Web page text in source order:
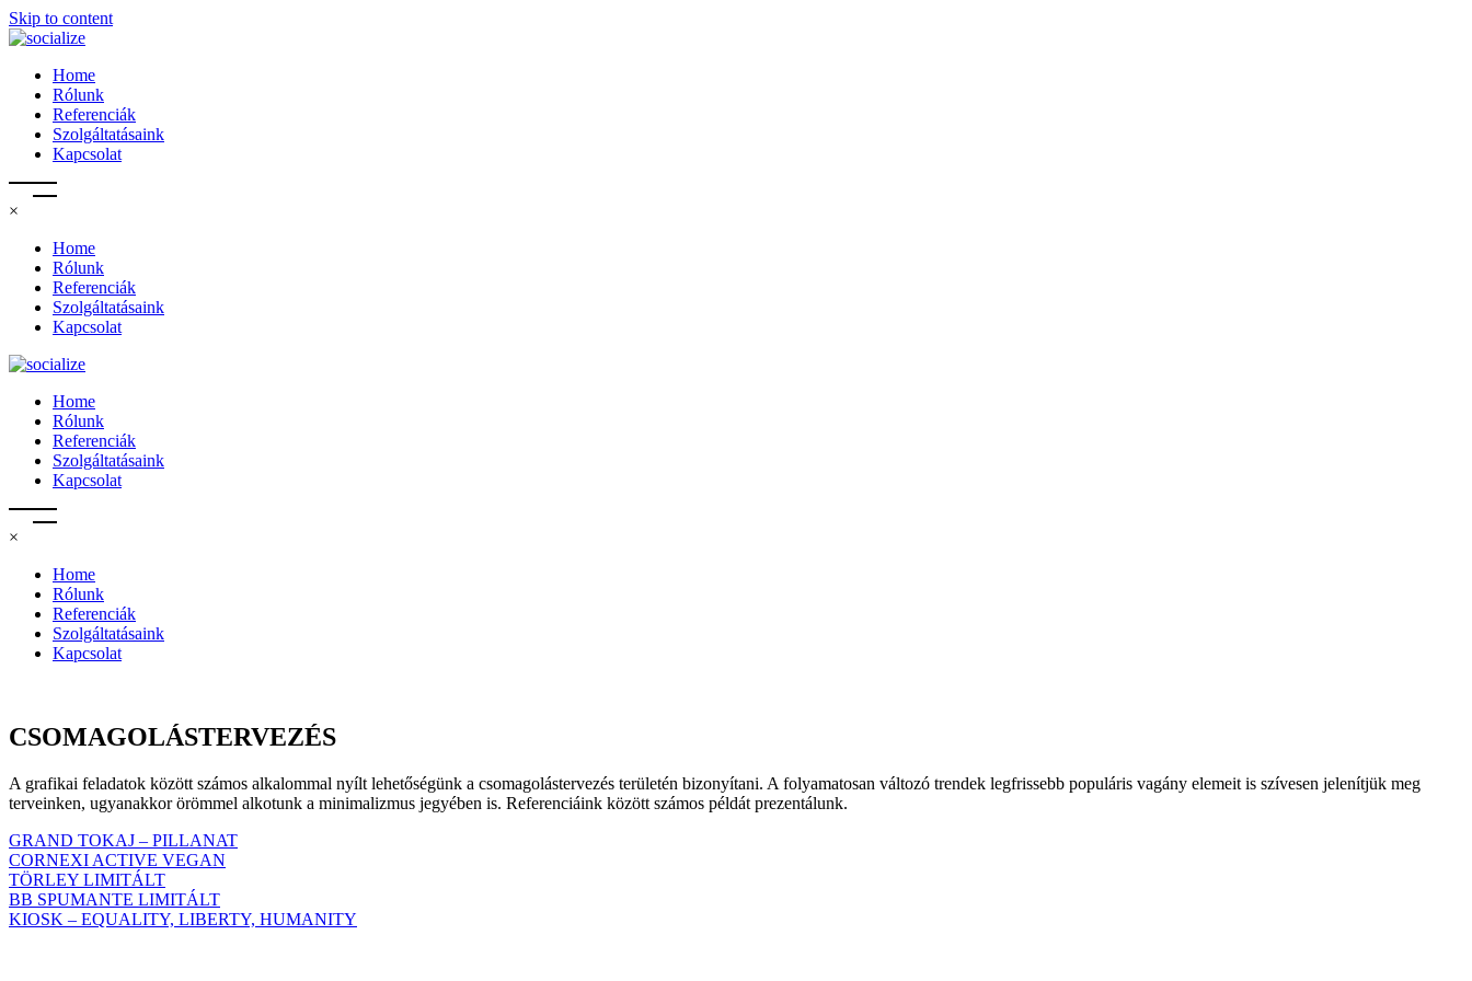
Skip to content
Home
Rólunk
Referenciák
Szolgáltatásaink
Kapcsolat
×
Home
Rólunk
Referenciák
Szolgáltatásaink
Kapcsolat
Home
Rólunk
Referenciák
Szolgáltatásaink
Kapcsolat
×
Home
Rólunk
Referenciák
Szolgáltatásaink
Kapcsolat
CSOMAGOLÁSTERVEZÉS
A grafikai feladatok között számos alkalommal nyílt lehetőségünk a csomagolástervezés területén bizonyítani. A folyamatosan változó trendek legfrissebb populáris vagány elemeit is szívesen jelenítjük meg
terveinken, ugyanakkor örömmel alkotunk a minimalizmus jegyében is. Referenciáink között számos példát prezentálunk.
GRAND TOKAJ – PILLANAT
CORNEXI ACTIVE VEGAN
TÖRLEY LIMITÁLT
BB SPUMANTE LIMITÁLT
KIOSK – EQUALITY, LIBERTY, HUMANITY